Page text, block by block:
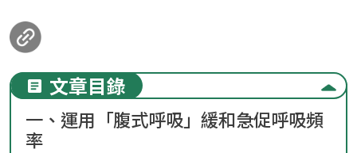
文章目錄
一、運用「腹式呼吸」緩和急促呼吸頻
率